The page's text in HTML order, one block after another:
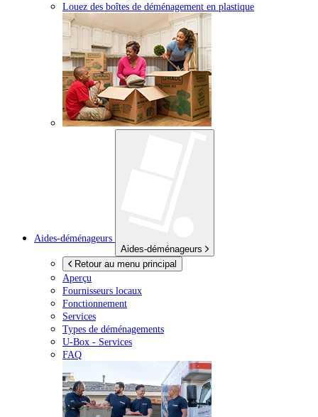
Louez des boîtes de déménagement en plastique
Aides-déménageurs
Aides-déménageurs
Retour au menu principal
Aperçu
Fournisseurs locaux
Fonctionnement
Services
Types de déménagements
U-Box - Services
FAQ